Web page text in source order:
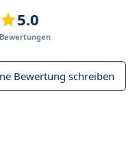
5.0
Bewertung schreiben